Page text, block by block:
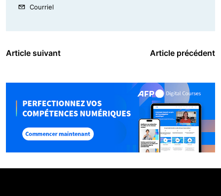
Courriel
Article suivant Article précédent